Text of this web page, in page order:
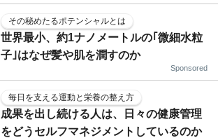
その秘めたるポテンシャルとは
世界最小、約1ナノメートルの｢微細水粒
子｣はなぜ髪や肌を潤すのか
Sponsored
毎日を支える運動と栄養の整え方
成果を出し続ける人は、日々の健康管理
をどうセルフマネジメントしているのか